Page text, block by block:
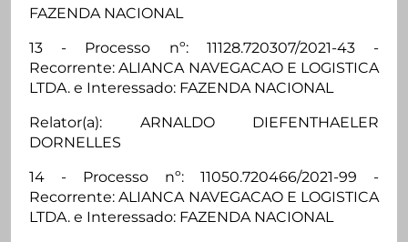
FAZENDA NACIONAL
13 - Processo nº: 11128.720307/2021-43 -
Recorrente: ALIANCA NAVEGACAO E LOGISTICA
LTDA. e Interessado: FAZENDA NACIONAL
Relator(a): ARNALDO DIEFENTHAELER
DORNELLES
14 - Processo nº: 11050.720466/2021-99 -
Recorrente: ALIANCA NAVEGACAO E LOGISTICA
LTDA. e Interessado: FAZENDA NACIONAL